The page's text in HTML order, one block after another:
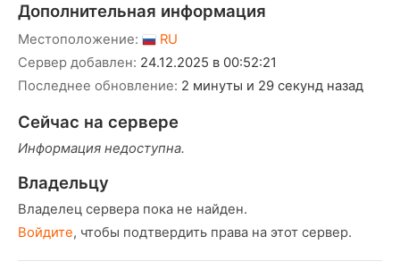
Дополнительная информация
Местоположение:
RU
Сервер добавлен: 24.12.2025 в 00:52:21
Последнее обновление: 2 минуты и 29 секунд назад
Сейчас на сервере
Информация недоступна.
Владельцу
Владелец сервера пока не найден.
Войдите, чтобы подтвердить права на этот сервер.